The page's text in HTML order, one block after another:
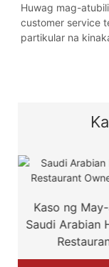
Huwag mag-
customer service
partikular na
Kaso ng
Saudi Arabian